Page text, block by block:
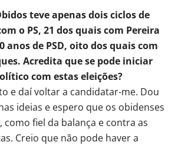
teve apenas dois ciclos de
o PS, 21 dos quais com Pereira
anos de PSD, oito dos quais com
Acredita que se pode iniciar
com estas eleições?
e daí voltar a candidatar-me. Dou
ideias e espero que os obidenses
como fiel da balança e contra as
Creio que não pode haver a